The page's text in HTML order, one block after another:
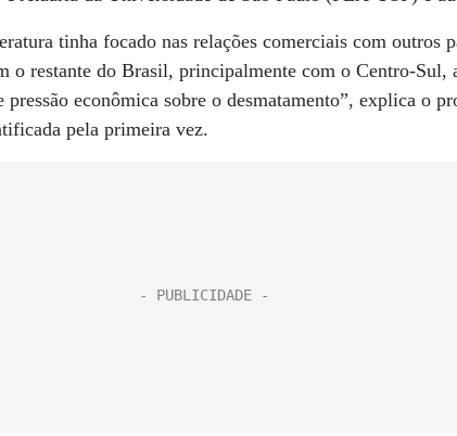
tinha focado nas relações comerciais com outros
o restante do Brasil, principalmente com o Centro-Sul,
econômica sobre o desmatamento”, explica o
pela primeira vez.